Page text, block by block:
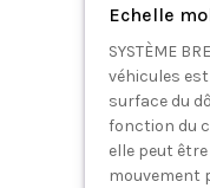
Echelle
SYSTÈME
véhicules
surface du
fonction du
elle peut
mouvement